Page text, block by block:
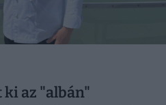
ki az "albán"